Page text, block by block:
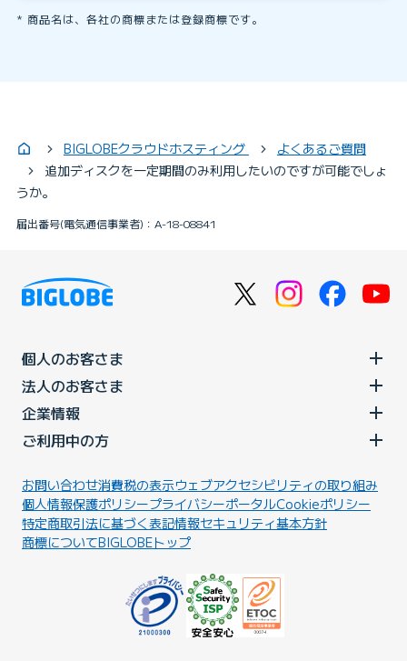
商品名は、各社の商標または登録商標です。
BIGLOBEクラウドホスティング
よくあるご質問
追加ディスクを一定期間のみ利用したいのですが可能でしょ
うか。
届出番号(電気通信事業者)：A-18-08841
個人のお客さま
法人のお客さま
企業情報
ご利用中の方
お問い合わせ消費税の表示ウェブアクセシビリティの取り組み
個人情報保護ポリシープライバシーポータルCookieポリシー
特定商取引法に基づく表記情報セキュリティ基本方針
商標についてBIGLOBEトップ